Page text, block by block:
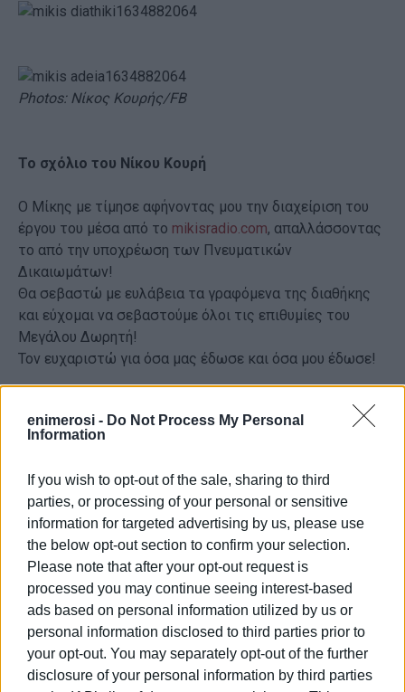
enimerosi - Do Not Process My Personal
Information
If you wish to opt-out of the sale, sharing to third
parties, or processing of your personal or sensitive
information for targeted advertising by us, please use
the below opt-out section to confirm your selection.
Please note that after your opt-out request is
processed you may continue seeing interest-based
ads based on personal information utilized by us or
personal information disclosed to third parties prior to
your opt-out. You may separately opt-out of the further
disclosure of your personal information by third parties
Photos: Νίκος Κουρής/FB
Το σχόλιο του Νίκου Κουρή
Ο Μίκης με τίμησε αφήνοντας μου την διαχείριση του
έργου του μέσα από το mikisradio.com, απαλλάσσοντας
το από την υποχρέωση των Πνευματικών
Δικαιωμάτων!
Θα σεβαστώ με ευλάβεια τα γραφόμενα της διαθήκης
και εύχομαι να σεβαστούμε όλοι τις επιθυμίες του
Μεγάλου Δωρητή!
Τον ευχαριστώ για όσα μας έδωσε και όσα μου έδωσε!
Όσον αφορά στην ακίνητη περιουσία του, το σπίτι που
να γίνει μουσείο, ενώ το αυτοκίνητό του το αφήνει σε
ένα ίδρυμα.
Υπενθυμίζεται ότι ο Νίκος Κουρής έχει αποστείλει
εξώδικο στην κόρη του Μίκη Θεοδωράκη, Μαργαρίτα,
λίγες εβδομάδες μετά την προσωρινή διαταγή να μη
χρησιμοποιεί το επώνυμο «Θεοδωράκης».
Σύμφωνα με τις πληροφορίες, ο Νίκος Κουρής ζήτησε
από τη Μαργαρίτα Θεοδωράκη να επισκεφθούν από